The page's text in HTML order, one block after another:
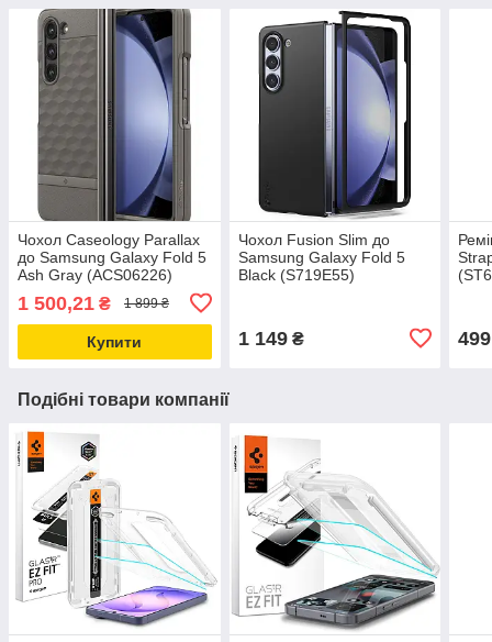
Чохол Caseology Parallax
до Samsung Galaxy Fold 5
Ash Gray (ACS06226)
1 500,21 ₴ 1 899 ₴
Купити
Чохол Fusion Slim до
Samsung Galaxy Fold 5
Black (S719E55)
1 149₴ 499
Подібні товари компанії